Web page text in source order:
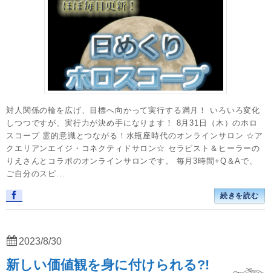
対人関係の輪を広げ、目標へ向かって実行する満月！ いろいろ変化
しつつですが、実行力が決め手になります！ 8月31日（木）のホロ
スコープ 霊的意識とつながる！水瓶座時代のオンラインサロン ☆ア
クエリアンエイジ・コネクティドサロン☆ セラピスト＆ヒーラーの
りえさんとコラボのオンラインサロンです。 毎月3時間+Q＆Aで、
ご自分のスピ...
続きを読む
新しい価値観を身に付けられる?!
2023/8/30